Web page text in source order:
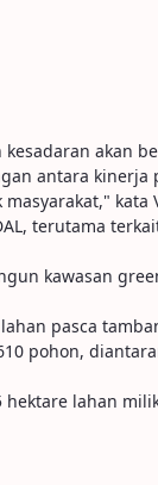
akan
antara
kata
terutama
kawasan
pasca
pohon,
lahan